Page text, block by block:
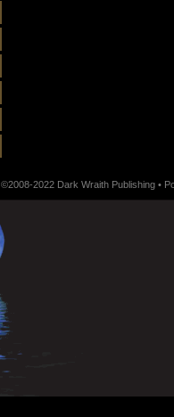
©2008-2022 Dark Wraith Publishing •